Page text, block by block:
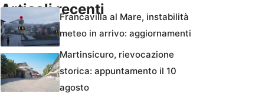
Articoli recentiFrancavilla al Mare, instabilità
meteo in arrivo: aggiornamenti
Martinsicuro, rievocazione
storica: appuntamento il 10
agosto